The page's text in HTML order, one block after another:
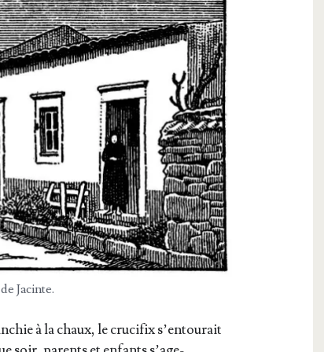
Jacinte.
à la chaux, le cru­ci­fix s’en­tou­rait